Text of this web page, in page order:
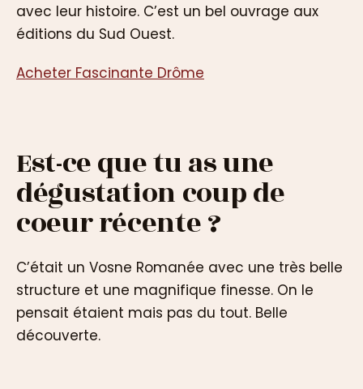
avec leur histoire. C’est un bel ouvrage aux
éditions du Sud Ouest.
Acheter Fascinante Drôme
Est-ce que tu as une
dégustation coup de
coeur récente ?
C’était un Vosne Romanée avec une très belle
structure et une magnifique finesse. On le
pensait étaient mais pas du tout. Belle
découverte.